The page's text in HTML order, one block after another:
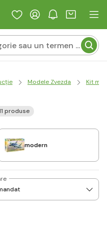
Modele Zvezda Kit
produse
modern